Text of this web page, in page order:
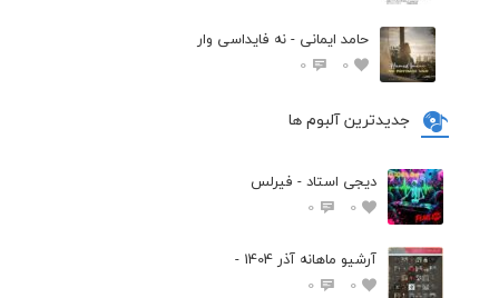
حامد ایمانی - نه فایداسی وار
0
0
جدیدترین آلبوم ها
دیجی استاد - فیرلس
0
0
آرشیو ماهانه آذر 1404 -
0
0